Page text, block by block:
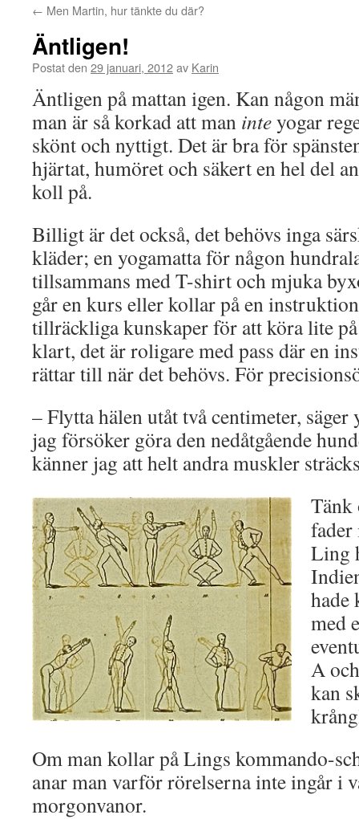
← Men Martin, hur tänkte du där?
Äntligen!
Postat den 29 januari, 2012av Karin
Äntligen på mattan igen. Kan någon
man är så korkad att man inteyogar
skönt och nyttigt. Det är bra för
hjärtat, humöret och säkert en hel del
koll på.
Billigt är det också, det behövs inga
kläder; en yogamatta för någon
tillsammans med T-shirt och mjuka
går en kurs eller kollar på en
tillräckliga kunskaper för att köra lite
klart, det är roligare med pass där en
rättar till när det behövs. För
– Flytta hälen utåt två centimeter,
jag försöker göra den nedåtgående
känner jag att helt andra muskler
Tänk
fader
Ling
hade
med
A
kan
Om man kollar på Lings kommando-
anar man varför rörelserna inte ingår i
morgonvanor.